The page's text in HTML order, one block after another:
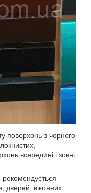
поверхонь з чорного
всередині і зовні
дверей, віконних